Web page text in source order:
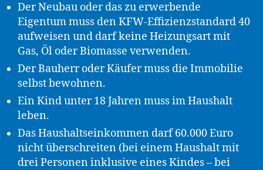
Der Neubau oder das zu erwerbende
Eigentum muss den KFW-Effizienzstandard 40
aufweisen und darf keine Heizungsart mit
Gas, Öl oder Biomasse verwenden.
Der Bauherr oder Käufer muss die Immobilie
selbst bewohnen.
Ein Kind unter 18 Jahren muss im Haushalt
leben.
Das Haushaltseinkommen darf 60.000 Euro
nicht überschreiten (bei einem Haushalt mit
drei Personen inklusive eines Kindes – bei